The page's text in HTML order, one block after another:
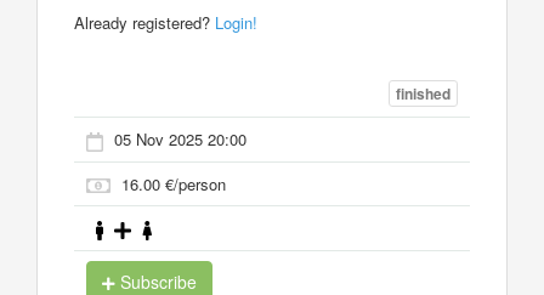
Already registered? Login!
finished
05 Nov 2025 20:00
16.00 €/person
Subscribe